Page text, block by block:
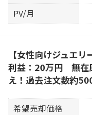
PV/月
【女性向けジュエ
利益：20万円 無在
え！過去注文数約
希望売却価格